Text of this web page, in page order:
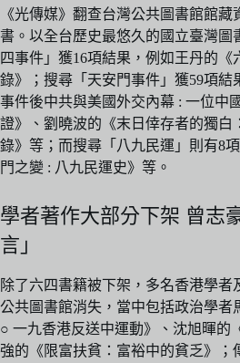
《光傳媒》翻查台灣公共圖書館館
書。以全台歷史最悠久的國立臺灣圖
四事件」獲16項結果，例如王丹的
錄》；搜尋「天安門事件」獲59項結
事件後中共與美國外交內幕 : 一位中
證》、劉曉波的《末日倖存者的獨白
錄》等；而搜尋「八九民運」則有8
門之變 : 八九民運史》等。
學者著作大部分下架 曾志
言」
除了六四書籍被下架，多名香港學
公共圖書館消失，當中包括政治學者
○ 一九香港反送中運動》、沈旭暉的
強的《限富扶貧：富裕中的貧乏》；